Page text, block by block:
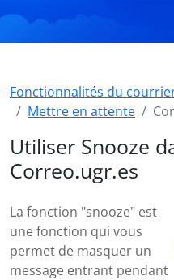
Fonctionnalités du
Mettre en attente
Utiliser Snooze
Correo.ugr.es
La fonction "snooze" est
une fonction qui vous
permet de masquer un
message entrant pendant